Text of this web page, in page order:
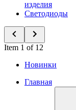
изделия
Светодиоды
Item 1 of 12
Новинки
Главная